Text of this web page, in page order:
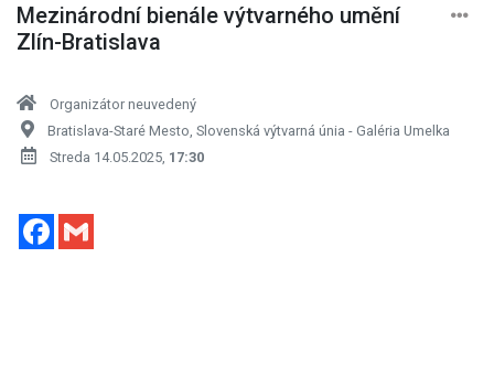
Mezinárodní bienále výtvarného umění
Zlín-Bratislava
Organizátor neuvedený
Bratislava-Staré Mesto, Slovenská výtvarná únia - Galéria Umelka
Streda 14.05.2025, 17:30
Facebook